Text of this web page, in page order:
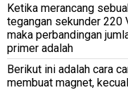
Ketika merancang
tegangan sekunder 220
maka perbandingan
primer adalah
Berikut ini adalah cara
membuat magnet,